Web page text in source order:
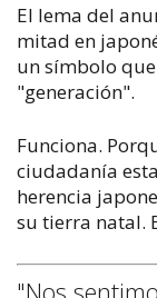
El lema del
mitad en
un símbolo
"generación".
Funciona.
ciudadanía
herencia
su tierra natal.